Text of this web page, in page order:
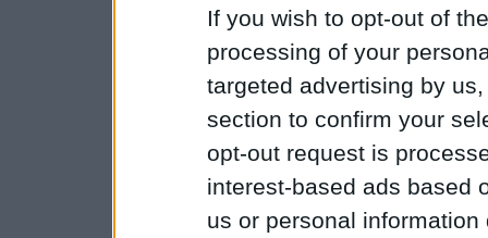
If you wish to opt-out of
processing of your
targeted advertising by
section to confirm your
opt-out request is
interest-based ads based
us or personal